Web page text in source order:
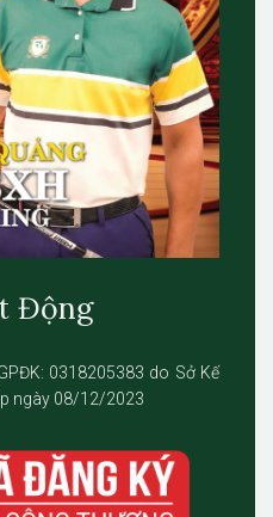
Động
0318205383 do Sở Kế
ngày 08/12/2023